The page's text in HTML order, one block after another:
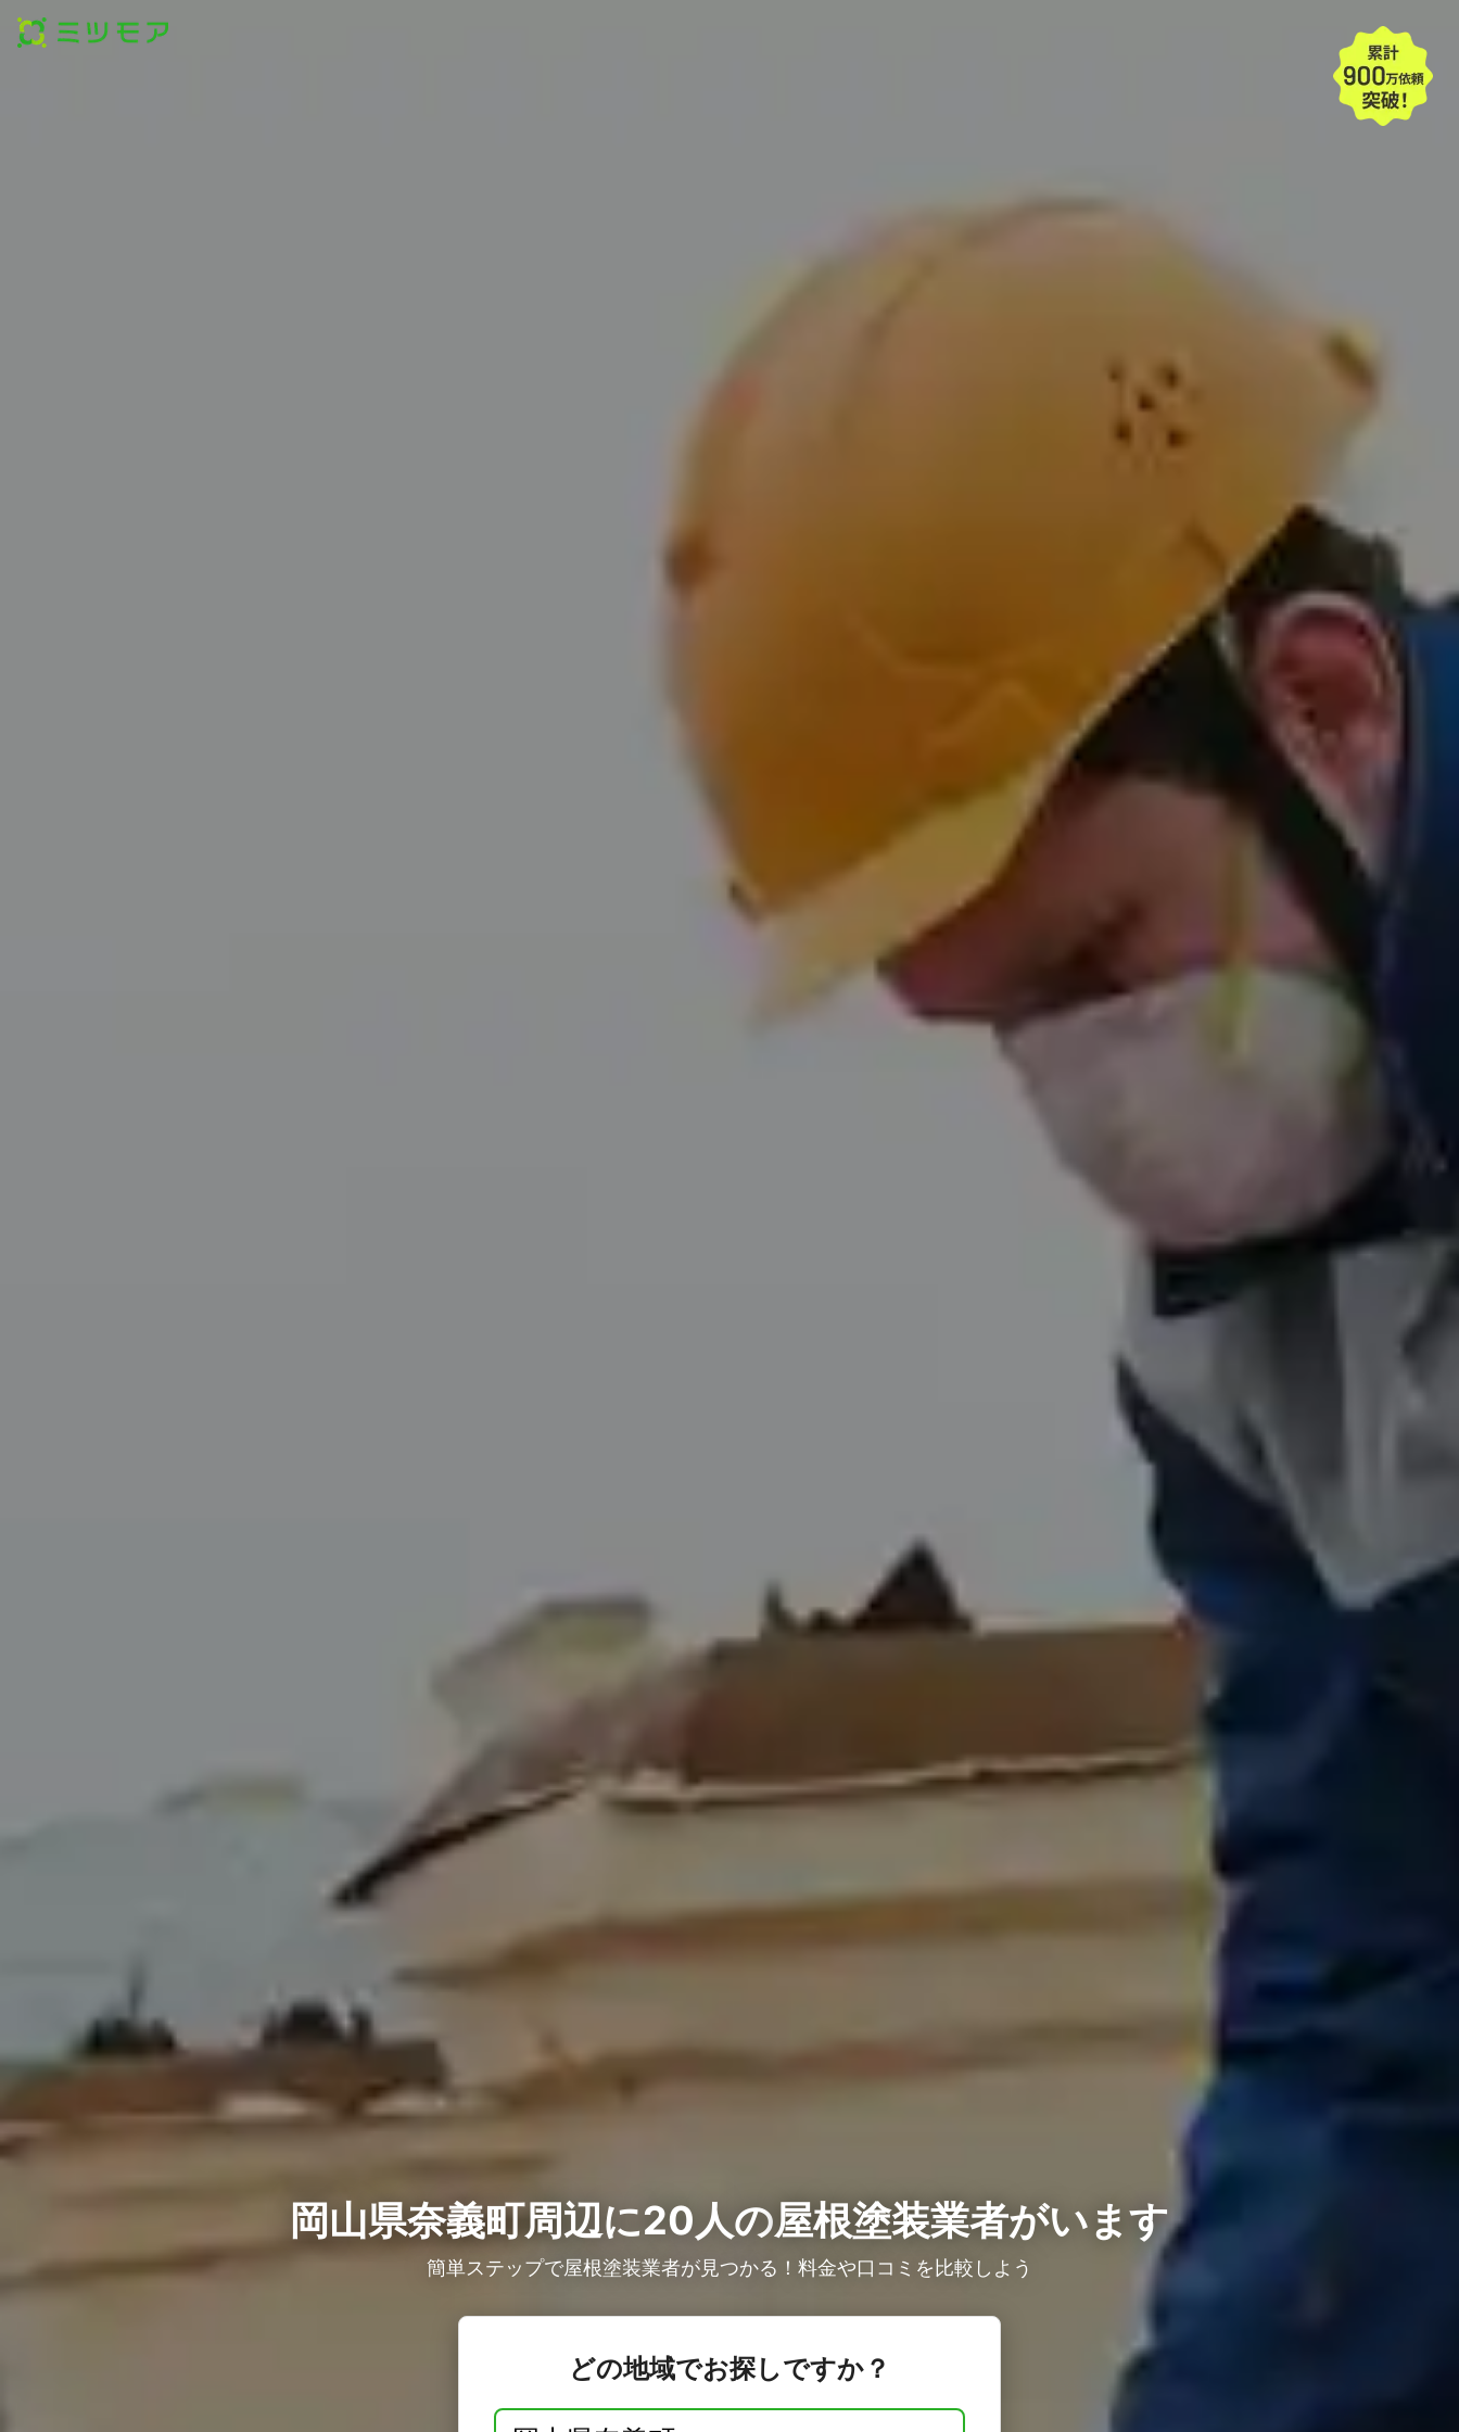
岡山県奈義町周辺に20人の屋根塗装業者がいます
簡単ステップで屋根塗装業者が見つかる！料金や口コミを比較しよう
どの地域でお探しですか？